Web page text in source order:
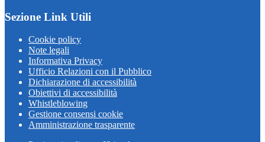
Sezione Link Utili
Cookie policy
Note legali
Informativa Privacy
Ufficio Relazioni con il Pubblico
Dichiarazione di accessibilità
Obiettivi di accessibilità
Whistleblowing
Gestione consensi cookie
Amministrazione trasparente